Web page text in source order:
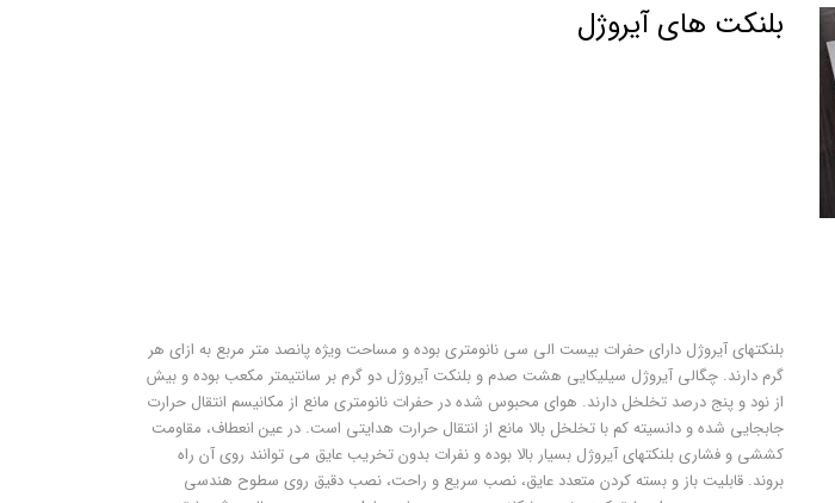
بلنکت های آﯾﺮوژل
ﺑﻠﻨﮑﺘﻬﺎی آﯾﺮوژل دارای ﺣﻔﺮات ﺑﯿﺴﺖ اﻟﯽ ﺳﯽ ﻧﺎﻧﻮﻣﺘﺮی ﺑﻮده و ﻣﺴﺎﺣﺖ وﯾﮋه ﭘﺎﻧﺼﺪ ﻣﺘﺮ ﻣﺮﺑﻊ ﺑﻪ ازای ﻫﺮ
ﮔﺮم دارﻧﺪ. ﭼﮕﺎﻟﯽ آﯾﺮوژل ﺳﯿﻠﯿﮑﺎﯾﯽ ﻫﺸﺖ ﺻﺪم و ﺑﻠﻨﮑﺖ آﯾﺮوژل دو ﮔﺮم ﺑﺮ ﺳﺎﻧﺘﯿﻤﺘﺮ ﻣﮑﻌﺐ ﺑﻮده و ﺑﯿﺶ
از ﻧﻮد و ﭘﻨﺞ درﺻﺪ ﺗﺨﻠﺨﻞ دارﻧﺪ. ﻫﻮای ﻣﺤﺒﻮس ﺷﺪه در ﺣﻔﺮات ﻧﺎﻧﻮﻣﺘﺮی ﻣﺎﻧﻊ از ﻣﮑﺎﻧﯿﺴﻢ اﻧﺘﻘﺎل ﺣﺮارت
ﺟﺎﺑﺠﺎﯾﯽ ﺷﺪه و داﻧﺴﯿﺘﻪ ﮐﻢ ﺑﺎ ﺗﺨﻠﺨﻞ ﺑﺎﻻ ﻣﺎﻧﻊ از اﻧﺘﻘﺎل ﺣﺮارت ﻫﺪاﯾﺘﯽ اﺳﺖ. در ﻋﯿﻦ اﻧﻌﻄﺎف، ﻣﻘﺎوﻣﺖ
ﮐﺸﺸﯽ و ﻓﺸﺎری ﺑﻠﻨﮑﺘﻬﺎی آﯾﺮوژل ﺑﺴﯿﺎر ﺑﺎﻻ ﺑﻮده و ﻧﻔﺮات ﺑﺪون ﺗﺨﺮﯾﺐ ﻋﺎﯾﻖ ﻣﯽ ﺗﻮاﻧﻨﺪ روی آن راه
ﺑﺮوﻧﺪ. ﻗﺎﺑﻠﯿﺖ ﺑﺎز و ﺑﺴﺘﻪ ﮐﺮدن ﻣﺘﻌﺪد ﻋﺎﯾﻖ، ﻧﺼﺐ ﺳﺮﯾﻊ و راﺣﺖ، ﻧﺼﺐ دﻗﯿﻖ روی ﺳﻄﻮح ﻫﻨﺪﺳﯽ